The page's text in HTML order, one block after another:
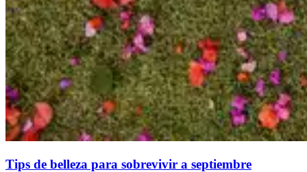
Tips de belleza para sobrevivir a septiembre